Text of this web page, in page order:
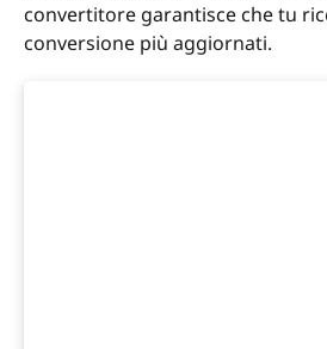
convertitore garantisce che tu
conversione più aggiornati.